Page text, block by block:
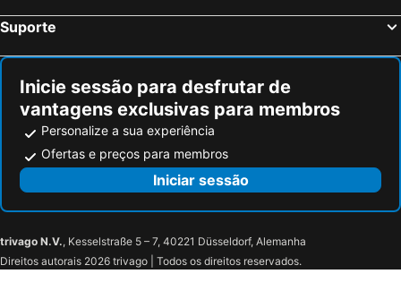
Suporte
Inicie sessão para desfrutar de
vantagens exclusivas para membros
Personalize a sua experiência
Ofertas e preços para membros
Iniciar sessão
trivago N.V., Kesselstraße 5 – 7, 40221 Düsseldorf, Alemanha
Direitos autorais 2026 trivago | Todos os direitos reservados.